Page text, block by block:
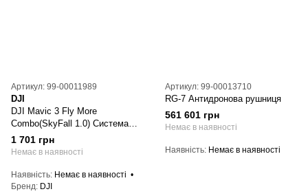
Артикул: 99-00011989
DJI
DJI Mavic 3 Fly More
Combo(SkyFall 1.0) Система
скидання вантажів
1 701 грн
Немає в наявності
Наявність Немає в наявності
Бренд DJI
Артикул: 99-00013710
RG-7 Антидронова рушниця
561 601 грн
Немає в наявності
Наявність Немає в наявності